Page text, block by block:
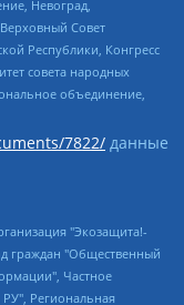
Невоград,
Совет
Республики, Конгресс
совета народных
объединение,
7822/ данные
некоммерческая организация по реализации социально-правовых программ "Лилит", Дальневосточное общественное движение "Маяк", Санкт-Петербургская ЛГБТ-инициативная группа "Выход", Инициативная группа ЛГБТ+ "Реверс", Алексеев Андрей Викторович, Бекбулатова Таисия Львовна, Беляев Иван Михайлович, Владыкина Елена Сергеевна, Гельман Марат Александрович, Никульшина Вероника Юрьевна, Толоконникова Надежда Андреевна, Шендерович Виктор Анатольевич, Общество с ограниченной ответственностью "Данное сообщение", Общество с ограниченной ответственностью Издательский дом "Новая глава", Айнбиндер Александра Александровна, Московский комьюнити-центр для ЛГБТ+инициатив, Благотворительный фонд развития филантропии, Deutsche Welle (Германия, Kurt-Schumacher-Strasse 3, 53113 Bonn), Борзунова Мария Михайловна, Воробьев Виктор Викторович, Голубева Анна Львовна, Константинова Алла Михайловна, Малкова Ирина Владимировна, Мурадов Мурад Абдулгалимович, Осетинская Елизавета Николаевна, Понасенков Евгений Николаевич, Ганапольский Матвей Юрьевич, Киселев Евгений Алексеевич, Борухович Ирина Григорьевна, Дремин Иван Тимофеевич, Дубровский Дмитрий Викторович, Красноярская региональная общественная организация поддержки и развития альтернативных образовательных технологий и межкультурных коммуникаций "ИНТЕРРА", Маяковская Екатерина Алексеевна, Фейгин Марк Захарович, Филимонов Андрей Викторович, Дзугкоева Регина Николаевна, Доброхотов Роман Александрович, Дудь Юрий Александрович, Елкин Сергей Владимирович, Кругликов Кирилл Игоревич, Сабунаева Мария Леонидовна, Семенов Алексей Владимирович, Шаинян Карен Багратович, Шульман Екатерина Михайловна, Асафьев Артур Валерьевич, Вахштайн Виктор Семенович, Венедиктов Алексей Алексеевич, Лушникова Екатерина Евгеньевна, Волков Леонид Михайлович, Невзоров Александр Глебович, Пархоменко Сергей Борисович, Сироткин Ярослав Николаевич, Кара-Мурза Владимир Владимирович, Баранова Наталья Владимировна, Гозман Леонид Яковлевич, Кагарлицкий Борис Юльевич, Климарев Михаил Валерьевич, Милов Владимир Станиславович, Автономная некоммерческая организация Краснодарский центр современного искусства "Типография", Моргенштерн Алишер Тагирович, Соболь Любовь Эдуардовна, Общество с ограниченной ответственностью "ЛИЗА НОРМ", Каспаров Гарри Кимович, Ходорковский Михаил Борисович, Общество с ограниченной ответственностью "Апрельские тезисы", Данилович Ирина Брониславовна, Кашин Олег Владимирович, Петров Николай Владимирович, Пивоваров Алексей Владимирович, Соколов Михаил Владимирович, Цветкова Юлия Владимировна, Чичваркин Евгений Александрович, Комитет против пыток/Команда против пыток, Общество с ограниченной ответственностью "Первый научный", Общество с ограниченной ответственностью "Вертолет и ко", Белоцерковская Вероника Борисовна, Кац Максим Евгеньевич, Лазарева Татьяна Юрьевна, Шаведдинов Руслан Табризович, Яшин Илья Валерьевич, Общество с ограниченной ответственностью "Иноагент ААВ", Алешковский Дмитрий Петрович, Альбац Евгения Марковна, Быков Дмитрий Львович, Галямина Юлия Евгеньевна, Лойко Сергей Леонидович, Мартынов Кирилл Константинович, Медведев Сергей Александрович, Крашенинников Федор Геннадиевич, Гордеева Катерина Вл